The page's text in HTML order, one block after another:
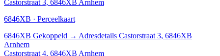
Castorstraat 3, 6846XB Arnhem
6846XB · Perceelkaart
6846XB Gekoppeld → Adresdetails Castorstraat 3, 6846XB
Arnhem
Castorstraat 4, 6846XB Arnhem